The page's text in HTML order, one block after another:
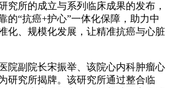
究所的成立与系列临床成果的发布，
的“抗癌+护心”一体化保障，助力中
化、规模化发展，让精准抗癌与心脏
副院长宋振举、该院心内科肿瘤心
研究所揭牌。该研究所通过整合临